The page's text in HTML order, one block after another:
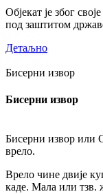
Објекат је због
под заштитом
Детаљно
Бисерни извор
Бисерни извор
Бисерни извор или
врело.
Врело чине двије
каде. Мала или тзв.